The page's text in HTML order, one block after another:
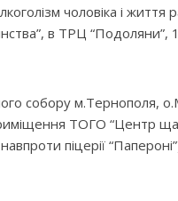
чоловіка і
в ТРЦ “Подоляни”,
собору м.Тернополя,
ТОГО “Центр
піцерії